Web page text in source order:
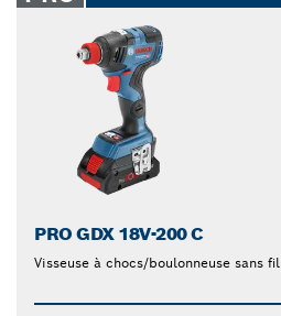
PRO GDX 18V-200 C
Visseuse à chocs/boulonneuse sans fil